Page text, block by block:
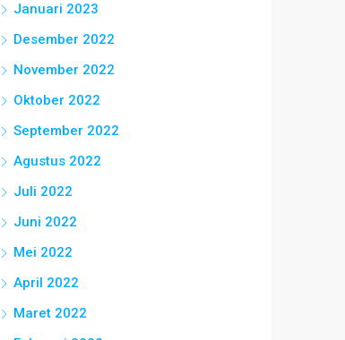
Januari 2023
Desember 2022
November 2022
Oktober 2022
September 2022
Agustus 2022
Juli 2022
Juni 2022
Mei 2022
April 2022
Maret 2022